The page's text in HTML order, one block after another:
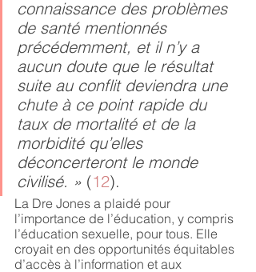
connaissance des problèmes
de santé mentionnés
précédemment, et il n’y a
aucun doute que le résultat
suite au conflit deviendra une
chute à ce point rapide du
taux de mortalité et de la
morbidité qu’elles
déconcerteront le monde
civilisé. » (12).
La Dre Jones a plaidé pour
l’importance de l’éducation, y compris
l’éducation sexuelle, pour tous. Elle
croyait en des opportunités équitables
d’accès à l’information et aux